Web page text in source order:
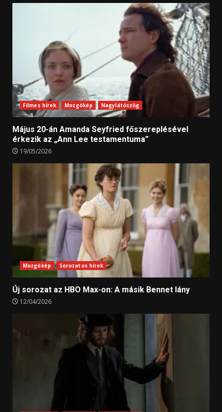
Filmes hírek Mozgókép Nagylátószög
Május 20-án Amanda Seyfried főszereplésével
érkezik az „Ann Lee testamentuma”
19/05/2026
Mozgókép Sorozatos hírek
Új sorozat az HBO Max-on: A másik Bennet lány
12/04/2026